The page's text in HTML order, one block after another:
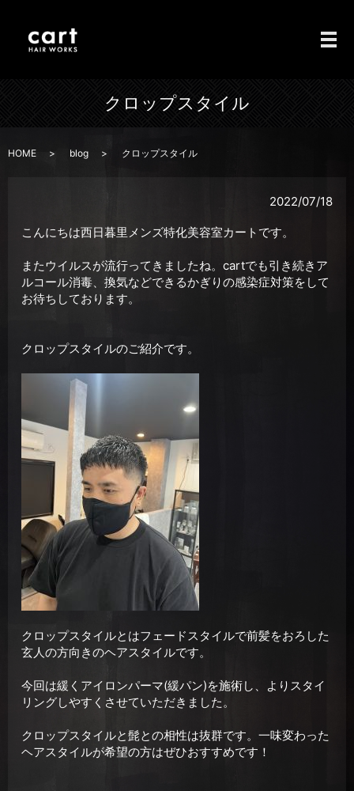
メ
クロップスタイル
HOME blog クロップスタイル
2022/07/18
こんにちは西日暮里メンズ特化美容室カートです。
またウイルスが流行ってきましたね。cartでも引き続きア
ルコール消毒、換気などできるかぎりの感染症対策をして
お待ちしております。
クロップスタイルのご紹介です。
クロップスタイルとはフェードスタイルで前髪をおろした
玄人の方向きのヘアスタイルです。
今回は緩くアイロンパーマ(緩パン)を施術し、よりスタイ
リングしやすくさせていただきました。
クロップスタイルと髭との相性は抜群です。一味変わった
ヘアスタイルが希望の方はぜひおすすめです！